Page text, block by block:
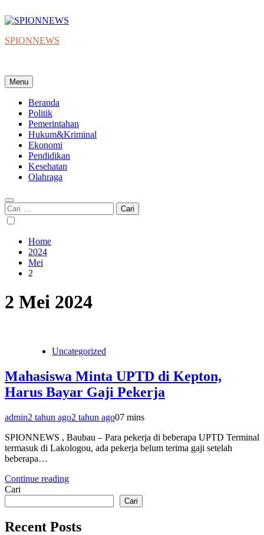
to
SPIONNEWS
Menu
Beranda
Politik
Pemerintahan
Hukum&Kriminal
Ekonomi
Pendidikan
Kesehatan
Olahraga
Cari
untuk:
Home
2024
Mei
2
2 Mei 2024
Uncategorized
Mahasiswa Minta UPTD di Kepton,
Harus Bayar Gaji Pekerja
admin2 tahun ago2 tahun ago07 mins
SPIONNEWS , Baubau – Para pekerja di beberapa UPTD Terminal
termasuk di Lakologou, ada pekerja belum terima gaji setelah
beberapa…
Continue reading
Cari
Cari
Recent Posts